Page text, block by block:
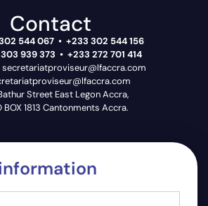
Contact
544 067 • +233 302 544 156
939 373 • +233 272 701 414
secretariatproviseur@lfaccra.com
Street East Legon Accra,
BOX 1813 Cantonments Accra.